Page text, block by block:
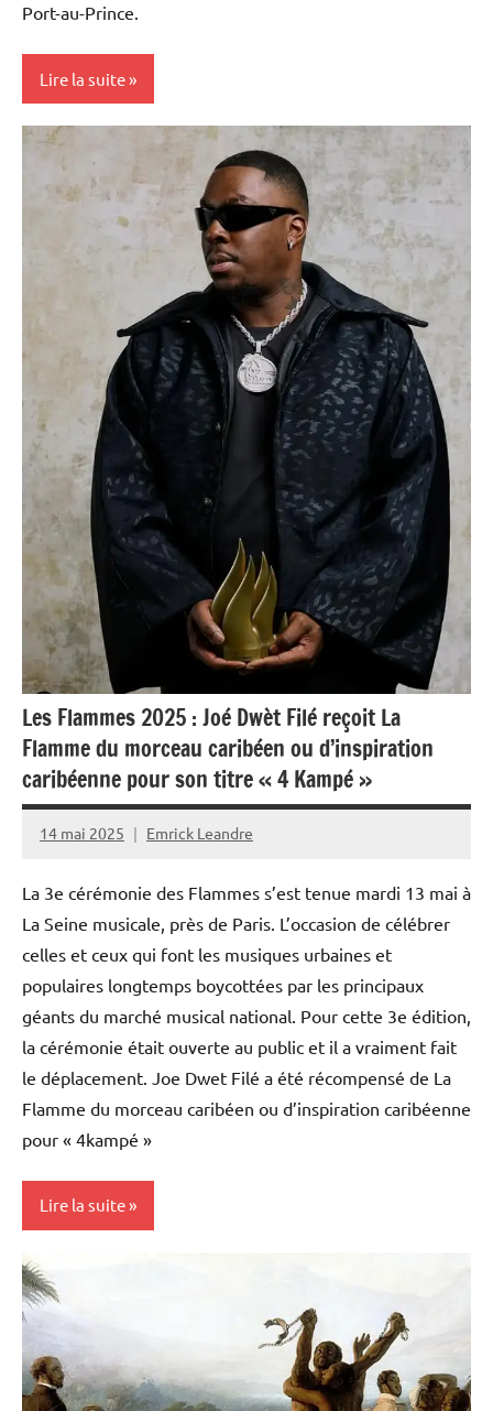
Port-au-Prince.
Lire la suite
Blog
Caraïbe
Politique
Société
Les Flammes 2025 : Joé Dwèt Filé reçoit La
Flamme du morceau caribéen ou d’inspiration
caribéenne pour son titre « 4 Kampé »
14 mai 2025 Emrick Leandre
La 3e cérémonie des Flammes s’est tenue mardi 13 mai à
La Seine musicale, près de Paris. L’occasion de célébrer
celles et ceux qui font les musiques urbaines et
populaires longtemps boycottées par les principaux
géants du marché musical national. Pour cette 3e édition,
la cérémonie était ouverte au public et il a vraiment fait
le déplacement. Joe Dwet Filé a été récompensé de La
Flamme du morceau caribéen ou d’inspiration caribéenne
pour « 4kampé »
Lire la suite
Antilles-
Guyane
Caraïbe